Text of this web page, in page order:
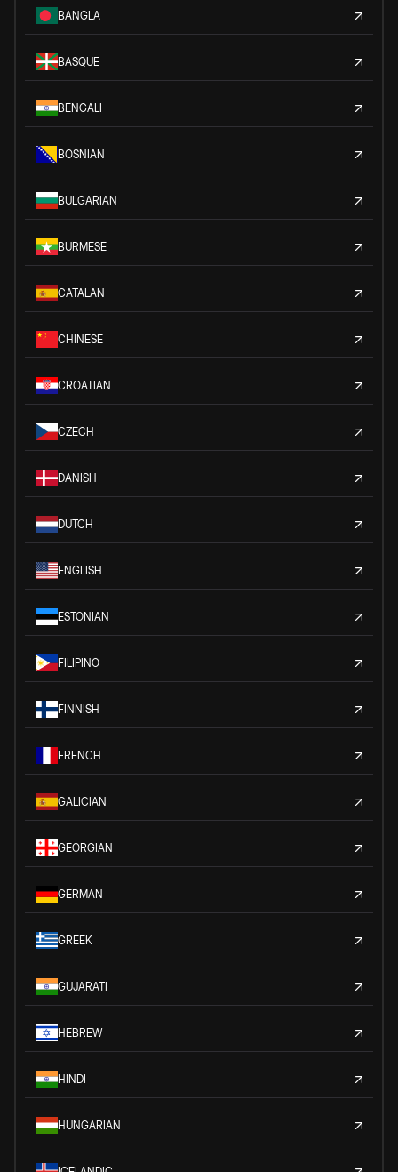
BANGLA
BASQUE
BENGALI
BOSNIAN
BULGARIAN
BURMESE
CATALAN
CHINESE
CROATIAN
CZECH
DANISH
DUTCH
ENGLISH
ESTONIAN
FILIPINO
FINNISH
FRENCH
GALICIAN
GEORGIAN
GERMAN
GREEK
GUJARATI
HEBREW
HINDI
HUNGARIAN